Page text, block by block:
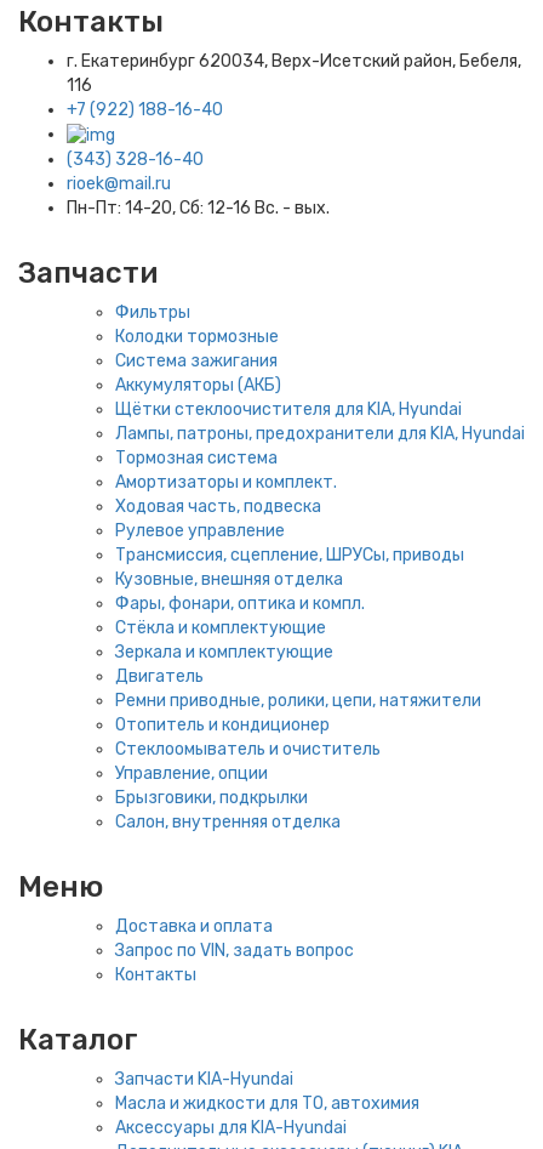
Контакты
г. Екатеринбург​ 620034, Верх-Исетский район, Бебеля,
116
+7 (922) 188-16-40
(343) 328-16-40
rioek@mail.ru
Пн-Пт: 14-20, Сб: 12-16 Вс. - вых.
Запчасти
Фильтры
Колодки тормозные
Система зажигания
Аккумуляторы (АКБ)
Щётки стеклоочистителя для KIA, Hyundai
Лампы, патроны, предохранители для KIA, Hyundai
Тормозная система
Амортизаторы и комплект.
Ходовая часть, подвеска
Рулевое управление
Трансмиссия, сцепление, ШРУСы, приводы
Кузовные, внешняя отделка
Фары, фонари, оптика и компл.
Стёкла и комплектующие
Зеркала и комплектующие
Двигатель
Ремни приводные, ролики, цепи, натяжители
Отопитель и кондиционер
Стеклоомыватель и очиститель
Управление, опции
Брызговики, подкрылки
Салон, внутренняя отделка
Меню
Доставка и оплата
Запрос по VIN, задать вопрос
Контакты
Каталог
Запчасти KIA-Hyundai
Масла и жидкости для ТО, автохимия
Аксессуары для KIA-Hyundai